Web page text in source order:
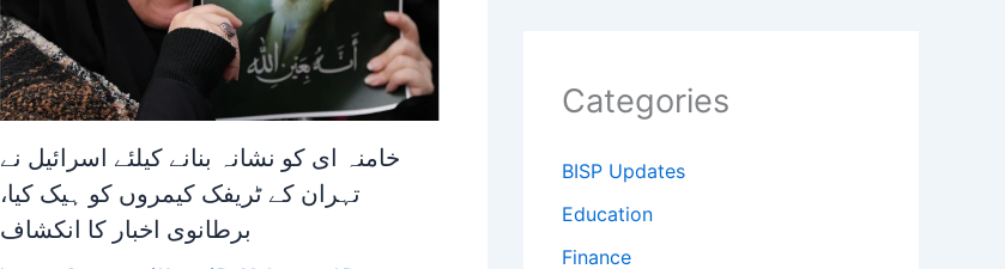
خامنہ ای کو نشانہ بنانے کیلئے اسرائیل نے
تہران کے ٹریفک کیمروں کو ہیک کیا،
برطانوی اخبار کا انکشاف
Categories
BISP Updates
Education
Finance